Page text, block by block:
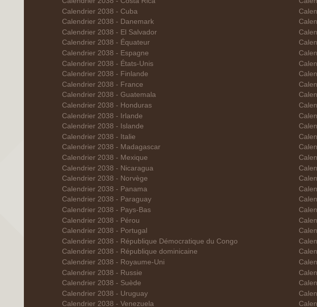
Calendrier 2038 - Cuba
Calendrier 2038 - Danemark
Calendrier 2038 - El Salvador
Calendrier 2038 - Équateur
Calendrier 2038 - Espagne
Calendrier 2038 - États-Unis
Calendrier 2038 - Finlande
Calendrier 2038 - France
Calendrier 2038 - Guatemala
Calendrier 2038 - Honduras
Calendrier 2038 - Irlande
Calendrier 2038 - Islande
Calendrier 2038 - Italie
Calendrier 2038 - Madagascar
Calendrier 2038 - Mexique
Calendrier 2038 - Nicaragua
Calendrier 2038 - Norvège
Calendrier 2038 - Panama
Calendrier 2038 - Paraguay
Calendrier 2038 - Pays-Bas
Calendrier 2038 - Pérou
Calendrier 2038 - Portugal
Calendrier 2038 - République Démocratique du Congo
Calendrier 2038 - République dominicaine
Calendrier 2038 - Royaume-Uni
Calendrier 2038 - Russie
Calendrier 2038 - Suède
Calendrier 2038 - Uruguay
Calendrier 2038 - Venezuela